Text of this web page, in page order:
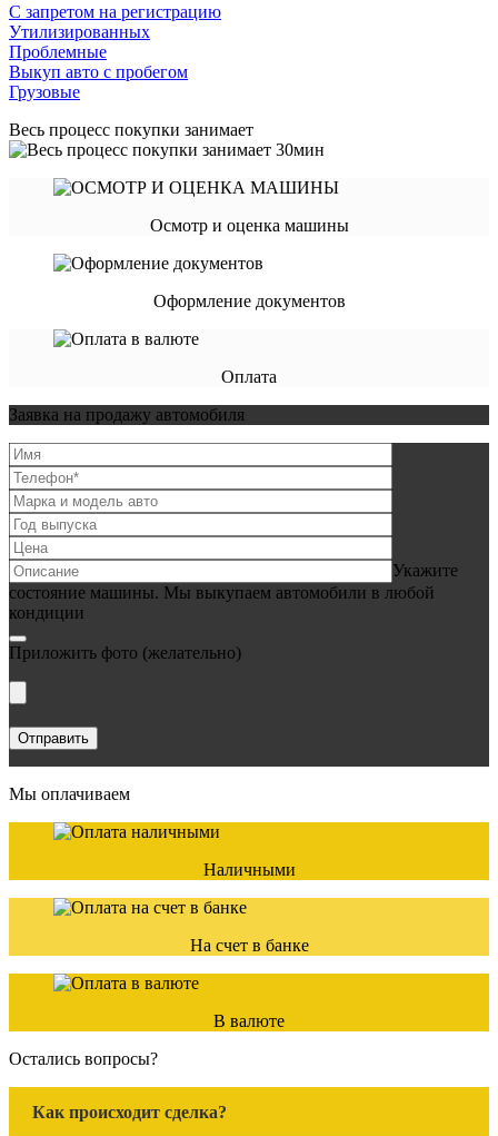
С запретом на регистрацию
Утилизированных
Проблемные
Выкуп авто с пробегом
Грузовые
Весь процесс покупки занимает
Осмотр и оценка машины
Оформление документов
Оплата
Заявка на продажу автомобиля
Укажите
состояние машины. Мы выкупаем автомобили в любой
кондиции
Приложить фото (желательно)
Мы оплачиваем
Наличными
На счет в банке
В валюте
Остались вопросы?
Как происходит сделка?